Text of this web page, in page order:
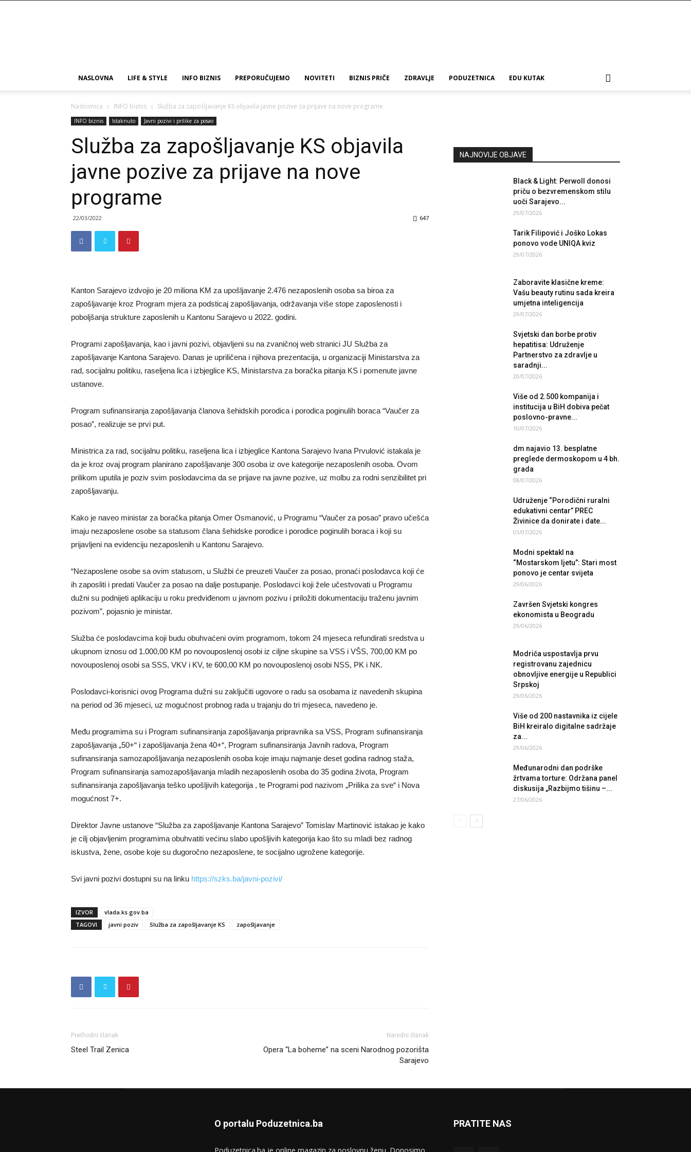
NASLOVNA LIFE & STYLE INFO BIZNIS PREPORUČUJEMO NOVITETI BIZNIS PRIČE ZDRAVLJE PODUZETNICA EDU KUTAK
Naslovnica INFO biznis Služba za zapošljavanje KS objavila javne pozive za prijave na nove programe
INFO biznis Istaknuto Javni pozivi i prilike za posao
Služba za zapošljavanje KS objavila
javne pozive za prijave na nove
programe
22/03/2022 647
Kanton Sarajevo izdvojio je 20 miliona KM za upošljavanje 2.476 nezaposlenih osoba sa biroa za
zapošljavanje kroz Program mjera za podsticaj zapošljavanja, održavanja više stope zaposlenosti i
poboljšanja strukture zaposlenih u Kantonu Sarajevo u 2022. godini.
Programi zapošljavanja, kao i javni pozivi, objavljeni su na zvaničnoj web stranici JU Služba za
zapošljavanje Kantona Sarajevo. Danas je upriličena i njihova prezentacija, u organizaciji Ministarstva za
rad, socijalnu politiku, raseljena lica i izbjeglice KS, Ministarstva za boračka pitanja KS i pomenute javne
ustanove.
Program sufinansiranja zapošljavanja članova šehidskih porodica i porodica poginulih boraca “Vaučer za
posao”, realizuje se prvi put.
Ministrica za rad, socijalnu politiku, raseljena lica i izbjeglice Kantona Sarajevo Ivana Prvulović istakala je
da je kroz ovaj program planirano zapošljavanje 300 osoba iz ove kategorije nezaposlenih osoba. Ovom
prilikom uputila je poziv svim poslodavcima da se prijave na javne pozive, uz molbu za rodni senzibilitet pri
zapošljavanju.
Kako je naveo ministar za boračka pitanja Omer Osmanović, u Programu “Vaučer za posao” pravo učešća
imaju nezaposlene osobe sa statusom člana šehidske porodice i porodice poginulih boraca i koji su
prijavljeni na evidenciju nezaposlenih u Kantonu Sarajevo.
“Nezaposlene osobe sa ovim statusom, u Službi će preuzeti Vaučer za posao, pronaći poslodavca koji će
ih zaposliti i predati Vaučer za posao na dalje postupanje. Poslodavci koji žele učestvovati u Programu
dužni su podnijeti aplikaciju u roku predviđenom u javnom pozivu i priložiti dokumentaciju traženu javnim
pozivom”, pojasnio je ministar.
Služba će poslodavcima koji budu obuhvaćeni ovim programom, tokom 24 mjeseca refundirati sredstva u
ukupnom iznosu od 1.000,00 KM po novouposlenoj osobi iz ciljne skupine sa VSS i VŠS, 700,00 KM po
novouposlenoj osobi sa SSS, VKV i KV, te 600,00 KM po novouposlenoj osobi NSS, PK i NK.
Poslodavci-korisnici ovog Programa dužni su zaključiti ugovore o radu sa osobama iz navedenih skupina
na period od 36 mjeseci, uz mogućnost probnog rada u trajanju do tri mjeseca, navedeno je.
Među programima su i Program sufinansiranja zapošljavanja pripravnika sa VSS, Program sufinansiranja
zapošljavanja „50+“ i zapošljavanja žena 40+“, Program sufinansiranja Javnih radova, Program
sufinansiranja samozapošljavanja nezaposlenih osoba koje imaju najmanje deset godina radnog staža,
Program sufinansiranja samozapošljavanja mladih nezaposlenih osoba do 35 godina života, Program
sufinansiranja zapošljavanja teško upošljivih kategorija , te Programi pod nazivom „Prilika za sve“ i Nova
mogućnost 7+.
Direktor Javne ustanove “Služba za zapošljavanje Kantona Sarajevo” Tomislav Martinović istakao je kako
je cilj objavljenim programima obuhvatiti većinu slabo upošljivih kategorija kao što su mladi bez radnog
iskustva, žene, osobe koje su dugoročno nezaposlene, te socijalno ugrožene kategorije.
Svi javni pozivi dostupni su na linku https://szks.ba/javni-pozivi/
IZVOR
vlada.ks.gov.ba
TAGOVI
javni poziv Služba za zapošljavanje KS zapošljavanje
Prethodni članak
Steel Trail Zenica
Naredni članak
Opera “La boheme” na sceni Narodnog pozorišta
Sarajevo
NAJNOVIJE OBJAVE
Black & Light: Perwoll donosi
priču o bezvremenskom stilu
uoči Sarajevo...
29/07/2026
Tarik Filipović i Joško Lokas
ponovo vode UNIQA kviz
29/07/2026
Zaboravite klasične kreme:
Vašu beauty rutinu sada kreira
umjetna inteligencija
29/07/2026
Svjetski dan borbe protiv
hepatitisa: Udruženje
Partnerstvo za zdravlje u
saradnji...
20/07/2026
Više od 2.500 kompanija i
institucija u BiH dobiva pečat
poslovno-pravne...
10/07/2026
dm najavio 13. besplatne
preglede dermoskopom u 4 bh.
grada
08/07/2026
Udruženje “Porodični ruralni
edukativni centar” PREC
Živinice da donirate i date...
03/07/2026
Modni spektakl na
“Mostarskom ljetu”: Stari most
ponovo je centar svijeta
29/06/2026
Završen Svjetski kongres
ekonomista u Beogradu
29/06/2026
Modriča uspostavlja prvu
registrovanu zajednicu
obnovljive energije u Republici
Srpskoj
29/06/2026
Više od 200 nastavnika iz cijele
BiH kreiralo digitalne sadržaje
za...
29/06/2026
Međunarodni dan podrške
žrtvama torture: Održana panel
diskusija „Razbijmo tišinu –...
27/06/2026
O portalu Poduzetnica.ba PRATITE NAS